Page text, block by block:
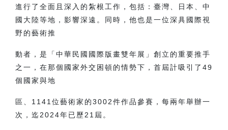
進行了全面且深入的紮根工作，包括：臺灣、日本、中
國大陸等地， 影響深遠。 同時，他也是一位深具國際視
野的藝術推
動者， 是「中華民國國際版畫雙年展」創立的重要推手
之一 ，在那個國家外交困 頓的情勢下， 首屆計吸引了49
個國家與地
區、1141位藝術家的3002件作品參賽，每兩年舉辦一
次，迄2024年已歷21屆。